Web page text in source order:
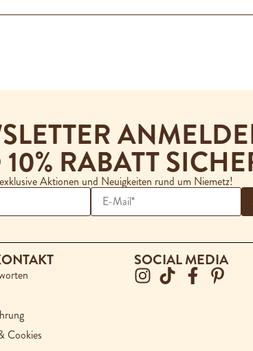
RABATT
Aktionen und Neuigkeiten rund um Niemetz!
Cookies
SOCIAL MEDIA